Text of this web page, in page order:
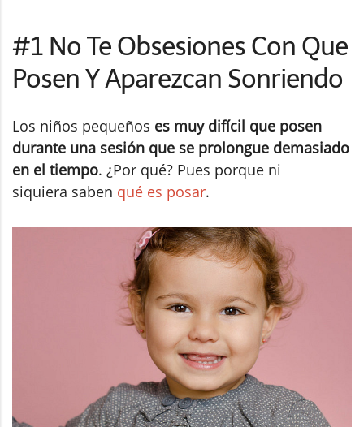
#1 No Te Obsesiones Con Que
Posen Y Aparezcan Sonriendo
Los niños pequeños es muy difícil que posen
durante una sesión que se prolongue demasiado
en el tiempo. ¿Por qué? Pues porque ni
siquiera saben qué es posar.